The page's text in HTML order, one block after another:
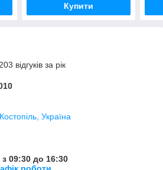
Купити
відгуків за рік
Україна
09:30 до 16:30
роботи